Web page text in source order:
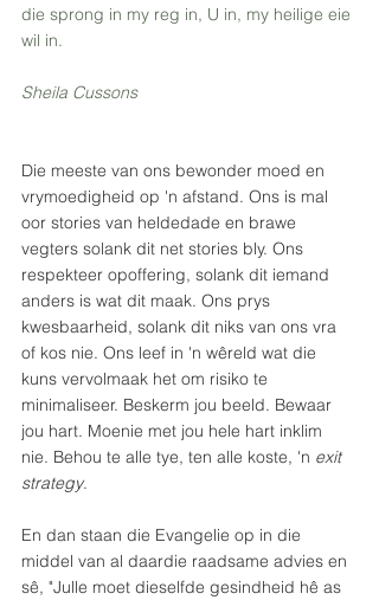
die sprong in my reg in, U in, my heilige eie
wil in.
Sheila Cussons
Die meeste van ons bewonder moed en
vrymoedigheid op 'n afstand. Ons is mal
oor stories van heldedade en brawe
vegters solank dit net stories bly. Ons
respekteer opoffering, solank dit iemand
anders is wat dit maak. Ons prys
kwesbaarheid, solank dit niks van ons vra
of kos nie. Ons leef in 'n wêreld wat die
kuns vervolmaak het om risiko te
minimaliseer. Beskerm jou beeld. Bewaar
jou hart. Moenie met jou hele hart inklim
nie. Behou te alle tye, ten alle koste, 'n exit
strategy.
En dan staan die Evangelie op in die
middel van al daardie raadsame advies en
sê, "Julle moet dieselfde gesindheid hê as